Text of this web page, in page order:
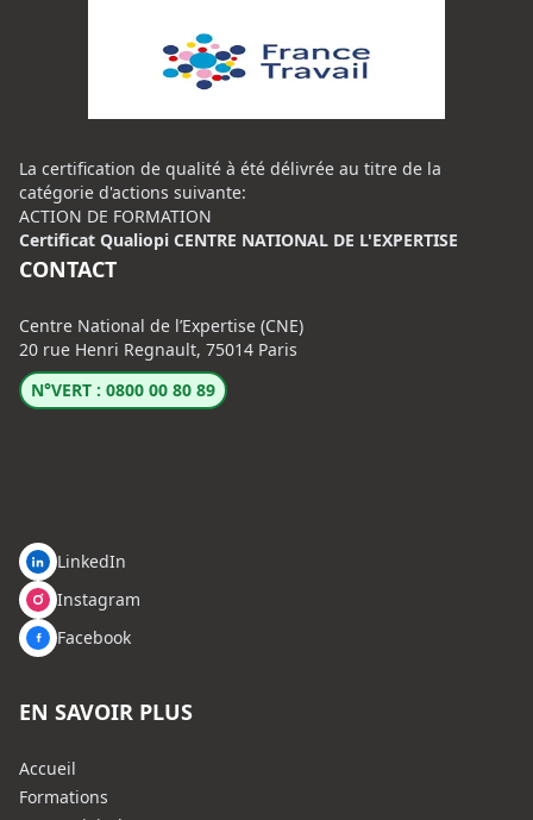
La certification de qualité à été délivrée au titre de la
catégorie d'actions suivante:
ACTION DE FORMATION
Certificat Qualiopi CENTRE NATIONAL DE L'EXPERTISE
CONTACT
Centre National de l’Expertise (CNE)
20 rue Henri Regnault, 75014 Paris
N°VERT : 0800 00 80 89
LinkedIn
Instagram
Facebook
EN SAVOIR PLUS
Accueil
Formations